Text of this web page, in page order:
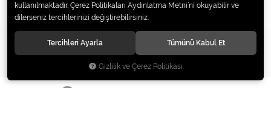
KAYIT OL
kullanılmaktadır. Çerez Politikaları Aydınlatma Metni’ni okuyabilir ve
dilerseniz tercihlerinizi değiştirebilirsiniz.
Tercihleri Ayarla Tümünü Kabul Et
Gizlilik ve Çerez Politikası